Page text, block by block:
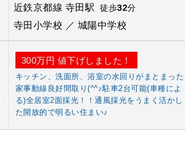
近鉄京都線 寺田駅 徒歩32分
寺田小学校 ／ 城陽中学校
300万円 値下げしました！
キッチン、洗面所、浴室の水回りがまとまった
家事動線良好間取り(^^♪駐車2台可能(車種によ
る)全居室2面採光！！通風採光をうまく活かし
た開放的で明るい住まい♪